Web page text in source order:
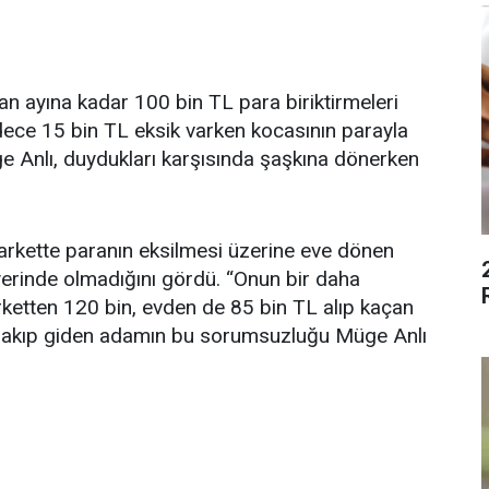
ayına kadar 100 bin TL para biriktirmeleri
15 bin TL eksik varken kocasının parayla
duydukları karşısında şaşkına dönerken
paranın eksilmesi üzerine eve dönen
olmadığını gördü. “Onun bir daha
120 bin, evden de 85 bin TL alıp kaçan
giden adamın bu sorumsuzluğu Müge Anlı